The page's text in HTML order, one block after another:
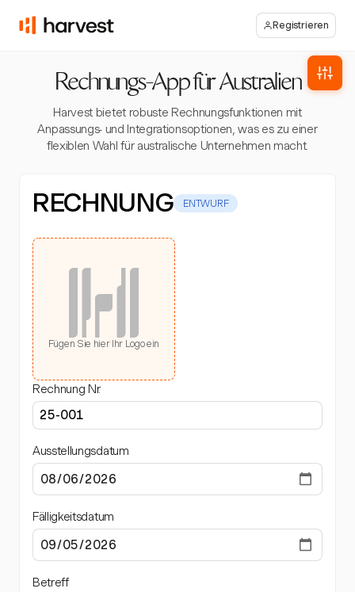
Registrieren
Rechnungs-App für Australien
Harvest bietet robuste Rechnungsfunktionen mit
Anpassungs- und Integrationsoptionen, was es zu einer
flexiblen Wahl für australische Unternehmen macht.
RECHNUNG ENTWURF
Fügen Sie hier Ihr Logo ein
Rechnung Nr.
Ausstellungsdatum
Fälligkeitsdatum
Betreff